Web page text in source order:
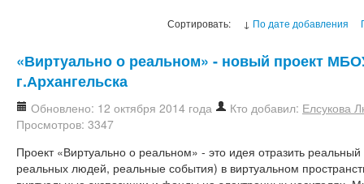
Сортировать: ↓ По дате добавления
«Виртуально о реальном» - новый проект
г.Архангельска
Обновлено: 12 октября 2014 года Кто добавил: Елсукова
Просмотров: 3347
Проект «Виртуально о реальном» - это идея отразить
реальных людей, реальные события) в виртуальном